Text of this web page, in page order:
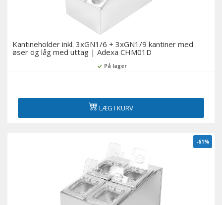
Kantineholder inkl. 3xGN1/6 + 3xGN1/9 kantiner med
øser og låg med uttag | Adexa CHM01D
På lager
LÆG I KURV
-61%